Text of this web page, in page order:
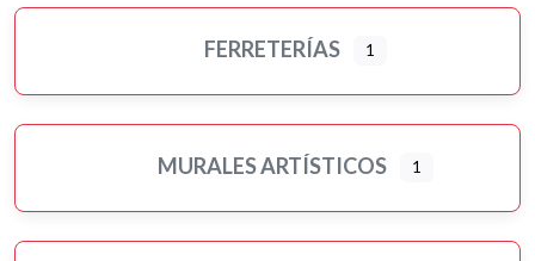
FERRETERÍAS 1
MURALES ARTÍSTICOS 1